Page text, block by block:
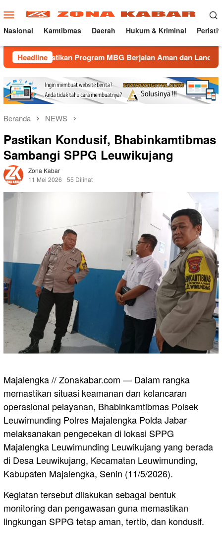
ke
konten
Menu
Mobile
Nasional Kamtibmas Daerah Hukum & Kriminal
Headline
Program MBG Berjalan Aman dan Lancar Gatur
Beranda NEWS
Pastikan Kondusif, Bhabinkamtibmas
Sambangi SPPG Leuwikujang
Zona Kabar
11 Mei 2026
55 Dilihat
Majalengka // Zonakabar.com — Dalam rangka
memastikan situasi keamanan dan kelancaran
operasional pelayanan, Bhabinkamtibmas Polsek
Leuwimunding Polres Majalengka Polda Jabar
melaksanakan pengecekan di lokasi SPPG
Majalengka Leuwimunding Leuwikujang yang berada
di Desa Leuwikujang, Kecamatan Leuwimunding,
Kabupaten Majalengka, Senin (11/5/2026).
Kegiatan tersebut dilakukan sebagai bentuk
monitoring dan pengawasan guna memastikan
lingkungan SPPG tetap aman, tertib, dan kondusif.